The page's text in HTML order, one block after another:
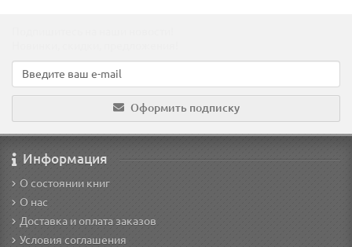
Оформить подписку
Информация
О состоянии книг
О нас
Доставка и оплата заказов
Условия соглашения